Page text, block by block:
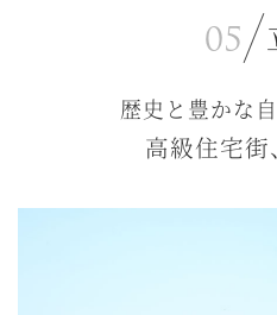
歴史と豊かな
高級住宅街、